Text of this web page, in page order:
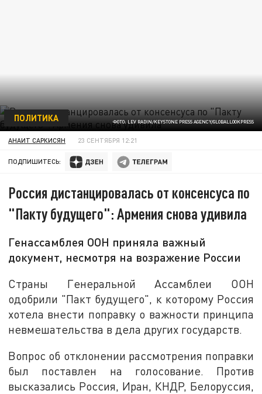
ФОТО: LEV RADIN/KEYSTONE PRESS AGENCY/GLOBALLOOKPRESS
ПОЛИТИКА
АНАИТ САРКИСЯН 23 СЕНТЯБРЯ 12:21
ПОДПИШИТЕСЬ:
Россия дистанцировалась от консенсуса по
"Пакту будущего": Армения снова удивила
Генассамблея ООН приняла важный
документ, несмотря на возражение России
Страны Генеральной Ассамблеи ООН
одобрили "Пакт будущего", к которому Россия
хотела внести поправку о важности принципа
невмешательства в дела других государств.
Вопрос об отклонении рассмотрения поправки
был поставлен на голосование. Против
высказались Россия, Иран, КНДР, Белоруссия,